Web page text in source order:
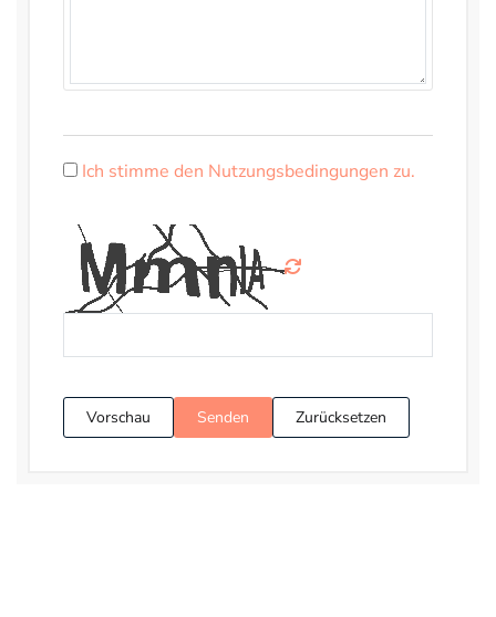
Ich stimme den Nutzungsbedingungen zu.
Vorschau Senden Zurücksetzen